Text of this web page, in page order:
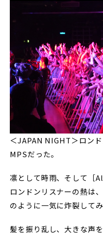
＜JAPAN NIGHT＞ロン
MPSだった。
凛として時雨、そして［
ロンドンリスナーの熱は
のように一気に炸裂してみ
髪を振り乱し、大きな声